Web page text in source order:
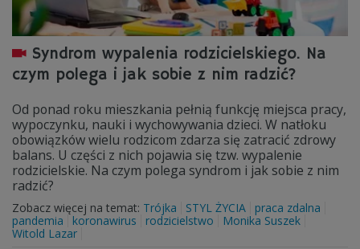
Syndrom wypalenia rodzicielskiego. Na
czym polega i jak sobie z nim radzić?
Od ponad roku mieszkania pełnią funkcję miejsca pracy,
wypoczynku, nauki i wychowywania dzieci. W natłoku
obowiązków wielu rodzicom zdarza się zatracić zdrowy
balans. U części z nich pojawia się tzw. wypalenie
rodzicielskie. Na czym polega syndrom i jak sobie z nim
radzić?
Zobacz więcej na temat: Trójka STYL ŻYCIA
praca zdalna
pandemia
koronawirus rodzicielstwo
Monika Suszek
Witold Lazar